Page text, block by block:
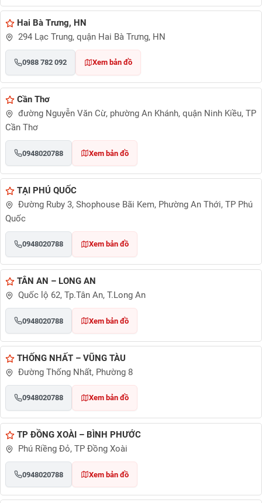
Hai Bà Trưng, HN
294 Lạc Trung, quận Hai Bà Trưng, HN
0988 782 092 Xem bản đồ
Cần Thơ
đường Nguyễn Văn Cừ, phường An Khánh, quận Ninh Kiều, TP
Cần Thơ
0948020788 Xem bản đồ
TẠI PHÚ QUỐC
Đường Ruby 3, Shophouse Bãi Kem, Phường An Thới, TP Phú
Quốc
0948020788 Xem bản đồ
TÂN AN – LONG AN
Quốc lộ 62, Tp.Tân An, T.Long An
0948020788 Xem bản đồ
THỐNG NHẤT – VŨNG TÀU
Đường Thống Nhất, Phường 8
0948020788 Xem bản đồ
TP ĐỒNG XOÀI – BÌNH PHƯỚC
Phú Riềng Đỏ, TP Đồng Xoài
0948020788 Xem bản đồ